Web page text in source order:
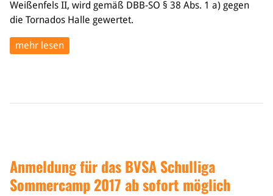
Weißenfels II, wird gemäß DBB-SO § 38 Abs. 1 a) gegen
die Tornados Halle gewertet.
mehr lesen
Anmeldung für das BVSA Schulliga
Sommercamp 2017 ab sofort möglich